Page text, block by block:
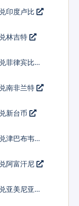
印度卢比
林吉特
菲律宾比索
南非兰特
新台币
津巴布韦币
阿富汗尼
亚美尼亚德